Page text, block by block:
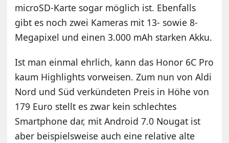
microSD-Karte sogar möglich ist. Ebenfalls
gibt es noch zwei Kameras mit 13- sowie 8-
Megapixel und einen 3.000 mAh starken Akku.
Ist man einmal ehrlich, kann das Honor 6C Pro
kaum Highlights vorweisen. Zum nun von Aldi
Nord und Süd verkündeten Preis in Höhe von
179 Euro stellt es zwar kein schlechtes
Smartphone dar, mit Android 7.0 Nougat ist
aber beispielsweise auch eine relative alte